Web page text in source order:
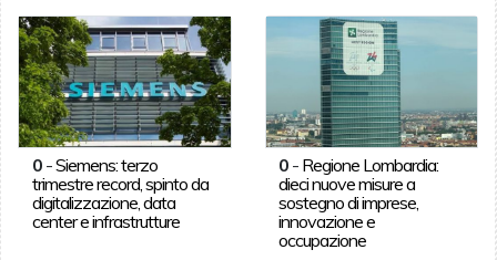
0-Siemens: terzo
trimestre record, spinto da
digitalizzazione, data
center e infrastrutture
0 - Regione Lombardia:
dieci nuove misure a
sostegno di imprese,
innovazione e
occupazione